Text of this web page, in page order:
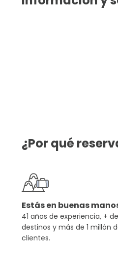
¿Por qué
Estás en buenas
41 años de experiencia, +
destinos y más de 1 millón
clientes.